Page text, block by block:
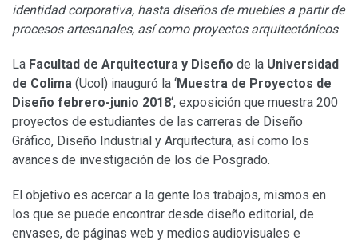
identidad corporativa, hasta diseños de muebles a partir de
procesos artesanales, así como proyectos arquitectónicos
La Facultad de Arquitectura y Diseño de la Universidad
de Colima (Ucol) inauguró la ‘Muestra de Proyectos de
Diseño febrero-junio 2018‘, exposición que muestra 200
proyectos de estudiantes de las carreras de Diseño
Gráfico, Diseño Industrial y Arquitectura, así como los
avances de investigación de los de Posgrado.
El objetivo es acercar a la gente los trabajos, mismos en
los que se puede encontrar desde diseño editorial, de
envases, de páginas web y medios audiovisuales e